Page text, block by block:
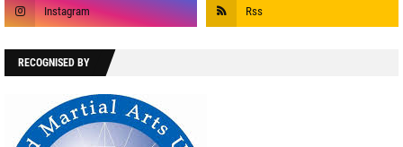
RECOGNISED BY